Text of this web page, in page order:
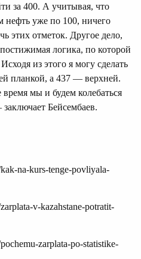
за 400. А учитывая, что
нефть уже по 100, ничего
этих отметок. Другое дело,
логика, по которой
из этого я могу сделать
планкой, а 437 — верхней.
мы и будем колебаться
Бейсембаев.
na-kurs-tenge-povliyala-
v-kazahstane-potratit-
zarplata-po-statistike-